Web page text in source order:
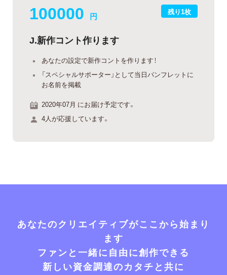
残り1枚
100000 円
J.新作コント作ります
あなたの設定で新作コントを作ります！
「スペシャルサポーター」として当日パンフレットに
お名前を掲載
2020年07月 にお届け予定です。
4人が応援しています。
あなたのクリエイティブがここから始まり
ます
ファンと一緒に自由に創作できる
新しい資金調達のカタチと共に